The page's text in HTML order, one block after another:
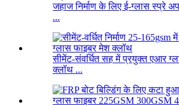
जहाज निर्माण के लिए ई-ग्लास स्प्रे अप
...
सीमेंट-संवर्धित सह में प्रयुक्त एआर
क्लॉथ ...